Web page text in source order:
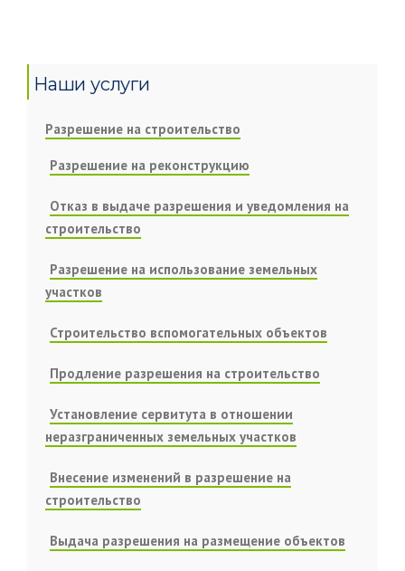
Наши услуги
Разрешение на строительство
Разрешение на реконструкцию
Отказ в выдаче разрешения и уведомления на
строительство
Разрешение на использование земельных
участков
Строительство вспомогательных объектов
Продление разрешения на строительство
Установление сервитута в отношении
неразграниченных земельных участков
Внесение изменений в разрешение на
строительство
Выдача разрешения на размещение объектов